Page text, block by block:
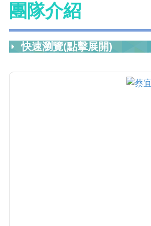
團隊介紹
快速瀏覽(點擊展開)